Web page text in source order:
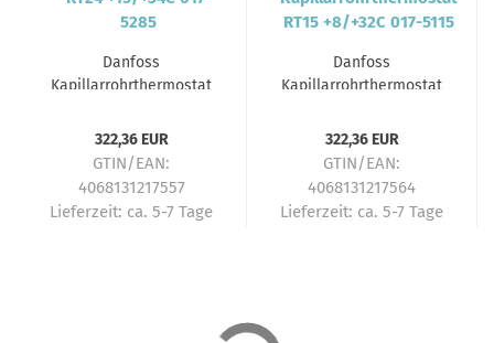
Danfoss
Kapillarrohrthermostat
322,36 EUR
GTIN/EAN:
4068131217557
Lieferzeit: ca. 5-7 Tage
Danfoss
Kapillarrohrthermostat
322,36 EUR
GTIN/EAN:
4068131217564
Lieferzeit: ca. 5-7 Tage